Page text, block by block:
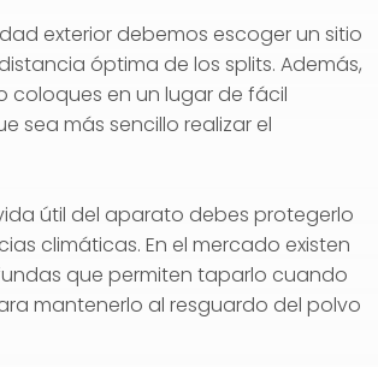
exterior debemos escoger un sitio
óptima de los splits. Además,
coloques en un lugar de fácil
sea más sencillo realizar el
útil del aparato debes protegerlo
climáticas. En el mercado existen
que permiten taparlo cuando
mantenerlo al resguardo del polvo